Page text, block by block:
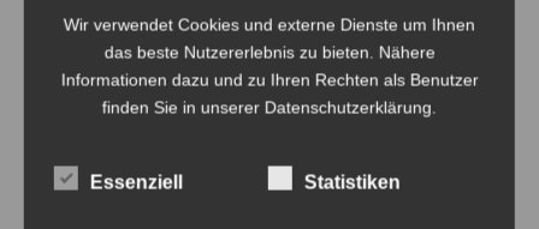
Oldtimer verteilt auf dem Gelände des HSM mit dem
Oldtimertag im Straßenbahn-Museum
Wir verwendet Cookies und externe Dienste um Ihnen
das beste Nutzererlebnis zu bieten. Nähere
Informationen dazu und zu Ihren Rechten als Benutzer
finden Sie in unserer Datenschutzerklärung.
Essenziell Statistiken